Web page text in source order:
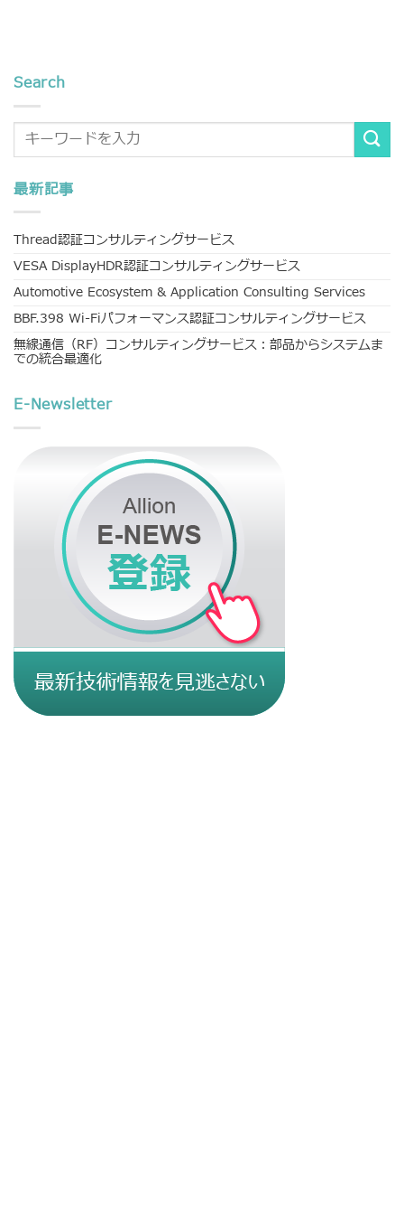
Search
最新記事
Thread認証コンサルティングサービス
VESA DisplayHDR認証コンサルティングサービス
Automotive Ecosystem & Application Consulting Services
BBF.398 Wi-Fiパフォーマンス認証コンサルティングサービス
無線通信（RF）コンサルティングサービス：部品からシステムま
での統合最適化
E-Newsletter